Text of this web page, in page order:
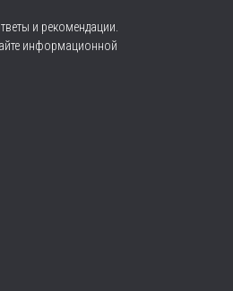
и рекомендации.
информационной